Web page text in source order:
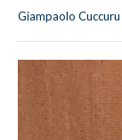
Giampaolo Cuccuru